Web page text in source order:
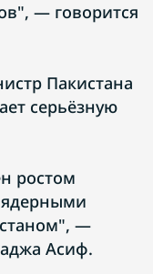
— говорится
Пакистана
серьёзную
ростом
—
Асиф.